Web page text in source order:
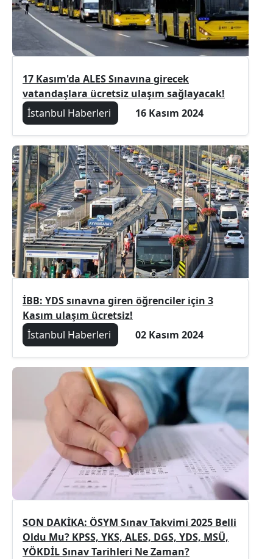
17 Kasım'da ALES Sınavına girecek
vatandaşlara ücretsiz ulaşım sağlayacak!
İstanbul Haberleri
16 Kasım 2024
İBB: YDS sınavna giren öğrenciler için 3
Kasım ulaşım ücretsiz!
İstanbul Haberleri
02 Kasım 2024
SON DAKİKA: ÖSYM Sınav Takvimi 2025 Belli
Oldu Mu? KPSS, YKS, ALES, DGS, YDS, MSÜ,
YÖKDİL Sınav Tarihleri Ne Zaman?